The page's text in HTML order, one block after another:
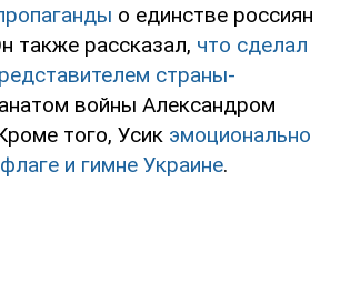
о единстве россиян
также рассказал, что сделал
страны-
войны Александром
того, Усик эмоционально
и гимне Украине.